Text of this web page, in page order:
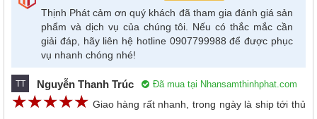
Thịnh Phát cảm ơn quý khách đã tham gia đánh giá sản
phẩm và dịch vụ của chúng tôi. Nếu có thắc mắc cần
giải đáp, hãy liên hệ hotline 0907799988 để được phục
vụ nhanh chóng nhé!
TT Nguyễn Thanh Trúc Đã mua tại Nhansamthinhphat.com
☆☆☆☆☆
★★★★★ Giao hàng rất nhanh, trong ngày là ship tới thủ